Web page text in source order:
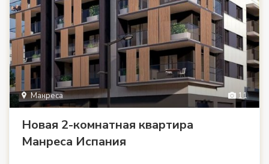
11
Манреса
Новая 2-комнатная квартира
Манреса Испания